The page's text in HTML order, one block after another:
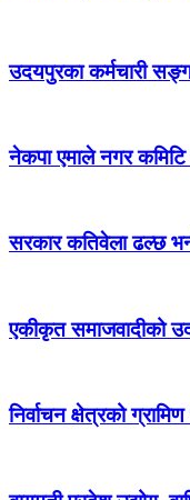
उदयपुरका कर्मचारी
नेकपा एमाले नगर कमिटि
सरकार कतिवेला ढल्छ
एकीकृत समाजवादीको
निर्वाचन क्षेत्रको